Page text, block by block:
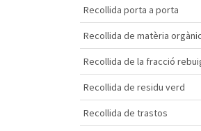
Recollida porta a porta
Recollida de matèria
Recollida de la fracció
Recollida de residu verd
Recollida de trastos